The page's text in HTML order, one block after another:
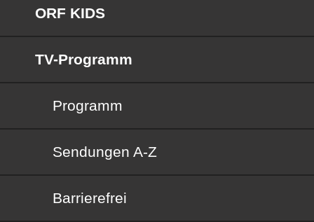
ORF KIDS
TV-Programm
Programm
Sendungen von A bis Z
Sendungen A-Z
Barrierefrei
Barrierefrei